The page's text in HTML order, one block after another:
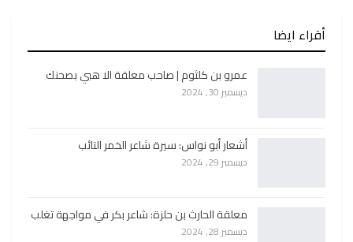
أقراء ايضا
عمرو بن كلثوم | صاحب معلقة الا هبي بصحنك
ديسمبر 30, 2024
أشعار أبو نواس: سيرة شاعر الخمر التائب
ديسمبر 29, 2024
معلقة الحارث بن حلزة: شاعر بكر في مواجهة تغلب
ديسمبر 28, 2024